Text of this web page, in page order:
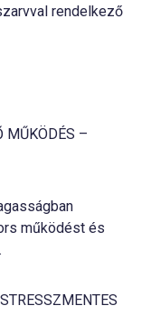
rendelkező
MŰKÖDÉS –
működést és